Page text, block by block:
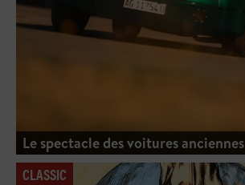
Le spectacle des voitures anciennes
CLASSIC